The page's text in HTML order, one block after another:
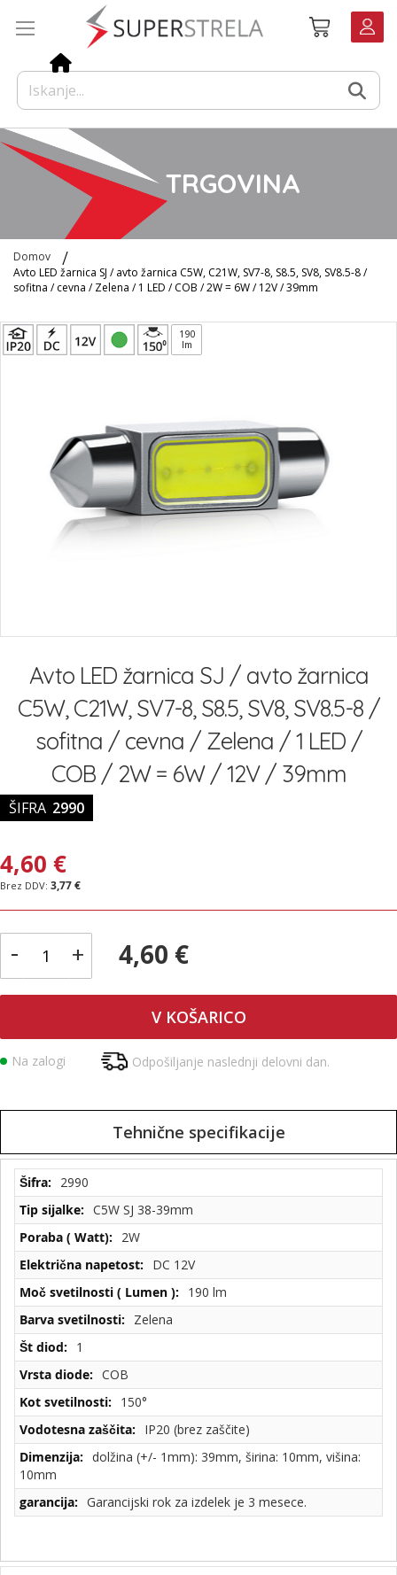
Košarica
TRGOVINA
Domov
Avto LED žarnica SJ / avto žarnica C5W, C21W, SV7-8, S8.5, SV8, SV8.5-8 /
sofitna / cevna / Zelena / 1 LED / COB / 2W = 6W / 12V / 39mm
Preskoči
na
190
lm
začetek
galerije
Avto LED žarnica SJ / avto žarnica
C5W, C21W, SV7-8, S8.5, SV8, SV8.5-8 /
sofitna / cevna / Zelena / 1 LED /
COB / 2W = 6W / 12V / 39mm
ŠIFRA 2990
4,60 €
3,77 €
- + 4,60 €
V KOŠARICO
Na zalogi Odpošiljanje naslednji delovni dan.
Tehnične specifikacije
Tehnične
specifikacije
2990
C5W SJ 38-39mm
2W
DC 12V
190 lm
Zelena
1
COB
150°
IP20 (brez zaščite)
dolžina (+/- 1mm): 39mm, širina: 10mm, višina:
10mm
Garancijski rok za izdelek je 3 mesece.